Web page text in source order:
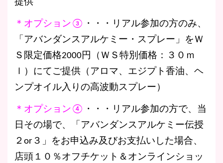
提供
＊オプション③ ・・・リアル参加の方のみ、
「アバンダンスアルケミー・スプレー」をＷ
Ｓ限定価格2000円（ＷＳ特別価格：３０ｍ
ｌ）にてご提供（アロマ、エジプト香油、ヘ
ンプオイル入りの高波動スプレー）
＊オプション④ ・・・リアル参加の方で、当
日その場で、「アバンダンスアルケミー伝授
２or３」をお申込み及びお支払いした場合、
店頭１０％オフチケット＆オンラインショッ